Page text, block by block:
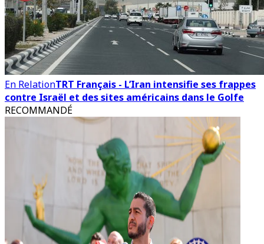
En RelationTRT Français - L’Iran intensifie ses frappes
contre Israël et des sites américains dans le Golfe
RECOMMANDÉ